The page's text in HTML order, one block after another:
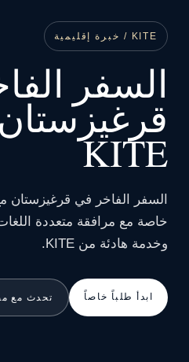
KITE / خبرة إقليمية
السفر
KITE
خاصة مع مرافقة متعددة
وخدمة هادئة من KITE.
ابدأ طلباً خاصاً تحدث مع